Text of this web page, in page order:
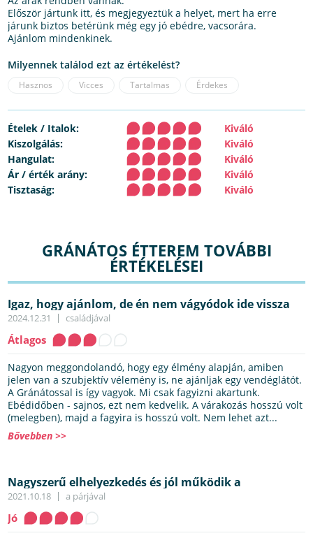
Először jártunk itt, és megjegyeztük a helyet, mert ha erre
járunk biztos betérünk még egy jó ebédre, vacsorára.
Ajánlom mindenkinek.
Milyennek találod ezt az értékelést?
Hasznos Vicces Tartalmas Érdekes
Ételek / Italok:
Kiváló
Kiszolgálás:
Kiváló
Hangulat:
Kiváló
Ár / érték arány:
Kiváló
Tisztaság:
Kiváló
GRÁNÁTOS ÉTTEREM TOVÁBBI
ÉRTÉKELÉSEI
Igaz, hogy ajánlom, de én nem vágyódok ide vissza
2024.12.31 családjával
Átlagos
Nagyon meggondolandó, hogy egy élmény alapján, amiben
jelen van a szubjektív vélemény is, ne ajánljak egy vendéglátót.
A Gránátossal is így vagyok. Mi csak fagyizni akartunk.
Ebédidőben - sajnos, ezt nem kedvelik. A várakozás hosszú volt
(melegben), majd a fagyira is hosszú volt. Nem lehet azt...
Bővebben >>
Nagyszerű elhelyezkedés és jól működik a
mélyhűtő/mikró páros
2021.10.18 a párjával
Jó